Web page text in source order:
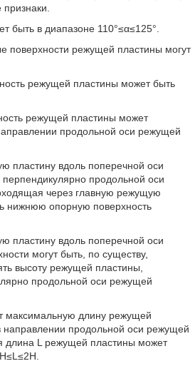
быть в диапазоне 110°≤α≤125°.
поверхности режущей пластины могут
режущей пластины может быть
режущей пластины может
продольной оси режущей
пластину вдоль поперечной оси
продольной оси
через главную режущую
нижнюю опорную поверхность
пластину вдоль поперечной оси
могут быть, по существу,
высоту режущей пластины,
продольной оси режущей
максимальную длину режущей
продольной оси режущей
длина L режущей пластины может